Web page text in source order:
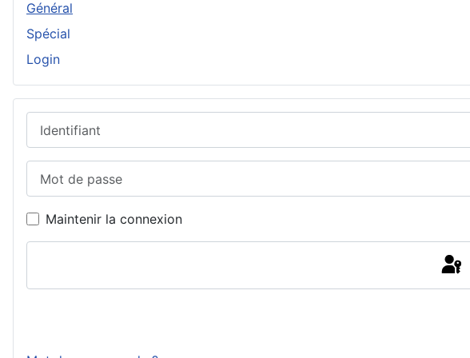
Général
Spécial
Login
Maintenir la connexion